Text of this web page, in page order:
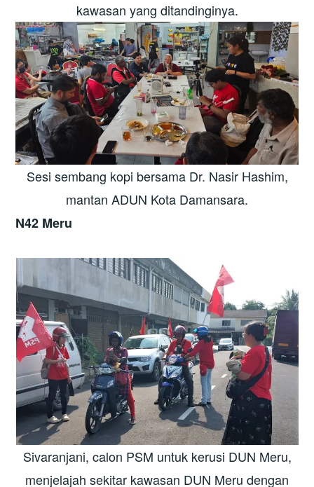
kawasan yang ditandinginya.
Sesi sembang kopi bersama Dr. Nasir Hashim,
mantan ADUN Kota Damansara.
N42 Meru
Sivaranjani, calon PSM untuk kerusi DUN Meru,
menjelajah sekitar kawasan DUN Meru dengan